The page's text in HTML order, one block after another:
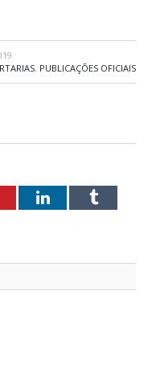
, PUBLICAÇÕES OFICIAIS
LinkedInTumblr